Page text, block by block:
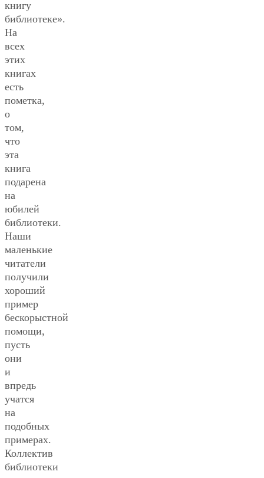
книгу
библиотеке».
На
всех
этих
книгах
есть
пометка,
о
том,
что
эта
книга
подарена
на
юбилей
библиотеки.
Наши
маленькие
читатели
получили
хороший
пример
бескорыстной
помощи,
пусть
они
и
впредь
учатся
на
подобных
примерах.
Коллектив
библиотеки